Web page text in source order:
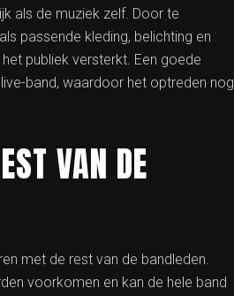
als de muziek zelf. Door te
passende kleding, belichting en
publiek versterkt. Een goede
band, waardoor het optreden nog
VAN DE
met de rest van de bandleden.
voorkomen en kan de hele band